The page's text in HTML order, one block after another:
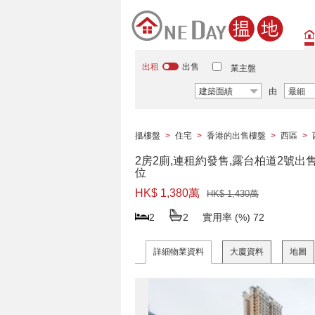
出租 出售 業主盤
建築面績 由 最細
搵樓盤 > 住宅 > 香港的出售樓盤 > 西區 >
2房2廁,連租約發售,露台柏道2號出
位
HK$ 1,380萬
HK$ 1,430萬
2 2 實用率 (%) 72
詳細物業資料 大廈資料 地圖